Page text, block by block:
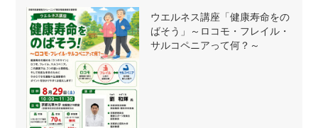
ウエルネス講座「健康寿命をの
ばそう」～ロコモ・フレイル・
サルコペニアって何？～